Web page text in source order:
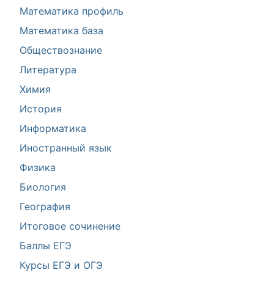
Математика профиль
Математика база
Обществознание
Литература
Химия
История
Информатика
Иностранный язык
Физика
Биология
География
Итоговое сочинение
Баллы ЕГЭ
Курсы ЕГЭ и ОГЭ